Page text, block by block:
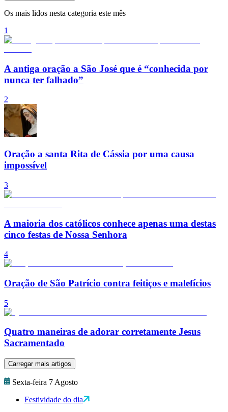
Os mais lidos nesta categoria este mês
1
A antiga oração a São José que é “conhecida por
nunca ter falhado”
2
Oração a santa Rita de Cássia por uma causa
impossível
3
A maioria dos católicos conhece apenas uma destas
cinco festas de Nossa Senhora
4
Oração de São Patrício contra feitiços e malefícios
5
Quatro maneiras de adorar corretamente Jesus
Sacramentado
Carregar mais artigos
Sexta-feira 7 Agosto
Festividade do dia